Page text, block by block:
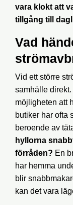
vara klokt att
tillgång till
Vad
Vid ett större
samhälle
möjligheten att
butiker har ofta
beroende av
hyllorna
förråden? En
har hemma
blir
kan det vara